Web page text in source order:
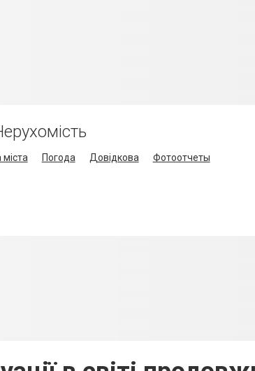
міста Погода Довідкова
Фотоотчеты